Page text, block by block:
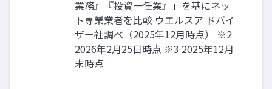
業務』『投資⼀任業』」を基にネッ
ト専業業者を⽐較 ウエルスア ドバイ
ザー社調べ（2025年12⽉時点） ※2
2026年2⽉25⽇時点 ※3 2025年12⽉
末時点